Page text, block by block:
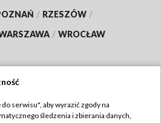
/ RZESZÓW /
/ WROCŁAW
TVP
serwisu", aby wyrazić zgody na
śledzenia i zbierania danych,